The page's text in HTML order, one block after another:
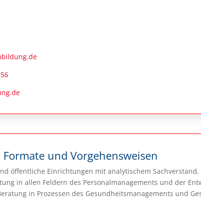
und Vorgehensweisen
öffentliche Einrichtungen mit analytischem
in allen Feldern des Personalmanagements und der
in Prozessen des Gesundheitsmanagements und